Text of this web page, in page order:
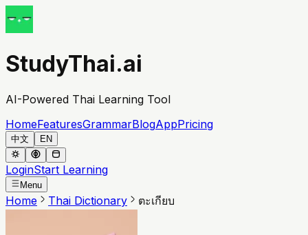
StudyThai.ai
AI-Powered Thai Learning Tool
HomeFeaturesGrammarBlogAppPricing
中文 EN
LoginStart Learning
Menu
Home Thai Dictionary ตะเกียบ